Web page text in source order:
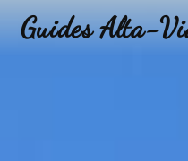
Guides Alta-